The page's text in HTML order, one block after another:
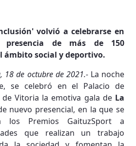
volvió a celebrarse en
de más de 150
ámbito social y deportivo.
18 de octubre de 2021.- La noche
se celebró en el Palacio de
de Vitoria la emotiva gala de La
nuevo presencial, en la que se
los Premios GaituzSport a
que realizan un trabajo